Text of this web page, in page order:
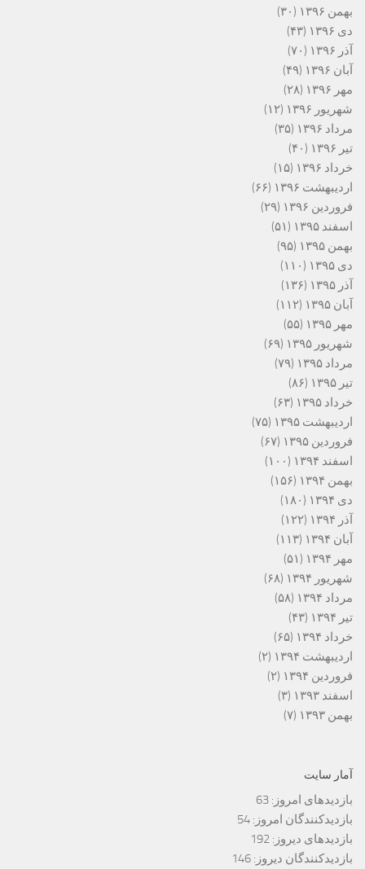
بهمن ۱۳۹۶
(۳۰)
دی ۱۳۹۶
(۴۳)
آذر ۱۳۹۶
(۷۰)
آبان ۱۳۹۶
(۴۹)
مهر ۱۳۹۶
(۲۸)
شهریور ۱۳۹۶
(۱۲)
مرداد ۱۳۹۶
(۳۵)
تیر ۱۳۹۶
(۴۰)
خرداد ۱۳۹۶
(۱۵)
اردیبهشت ۱۳۹۶
(۶۶)
فروردین ۱۳۹۶
(۲۹)
اسفند ۱۳۹۵
(۵۱)
بهمن ۱۳۹۵
(۹۵)
دی ۱۳۹۵
(۱۱۰)
آذر ۱۳۹۵
(۱۳۶)
آبان ۱۳۹۵
(۱۱۲)
مهر ۱۳۹۵
(۵۵)
شهریور ۱۳۹۵
(۶۹)
مرداد ۱۳۹۵
(۷۹)
تیر ۱۳۹۵
(۸۶)
خرداد ۱۳۹۵
(۶۳)
اردیبهشت ۱۳۹۵
(۷۵)
فروردین ۱۳۹۵
(۶۷)
اسفند ۱۳۹۴
(۱۰۰)
بهمن ۱۳۹۴
(۱۵۶)
دی ۱۳۹۴
(۱۸۰)
آذر ۱۳۹۴
(۱۲۲)
آبان ۱۳۹۴
(۱۱۳)
مهر ۱۳۹۴
(۵۱)
شهریور ۱۳۹۴
(۶۸)
مرداد ۱۳۹۴
(۵۸)
تیر ۱۳۹۴
(۴۳)
خرداد ۱۳۹۴
(۶۵)
اردیبهشت ۱۳۹۴
(۲)
فروردین ۱۳۹۴
(۲)
اسفند ۱۳۹۳
(۳)
بهمن ۱۳۹۳
(۷)
آمار سایت
بازدیدهای امروز: 63
بازدیدکنندگان امروز: 54
بازدیدهای دیروز: 192
بازدیدکنندگان دیروز: 146